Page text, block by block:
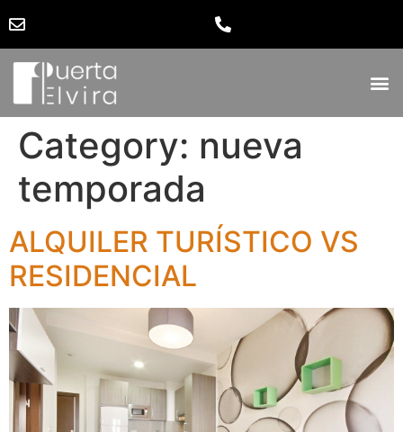
Category: nueva
temporada
ALQUILER TURÍSTICO VS
RESIDENCIAL